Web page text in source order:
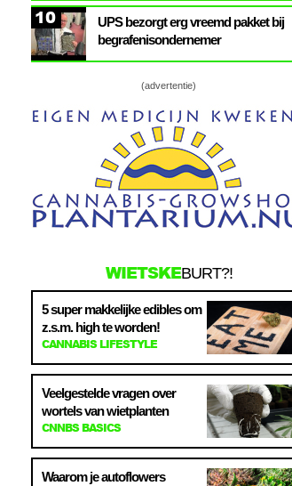
10
UPS bezorgt erg vreemd pakket bij
begrafenisondernemer
(advertentie)
WIETSKEBURT?!
5 super makkelijke edibles om
z.s.m. high te worden!
CANNABIS LIFESTYLE
Veelgestelde vragen over
wortels van wietplanten
CNNBS BASICS
Waarom je autoflowers